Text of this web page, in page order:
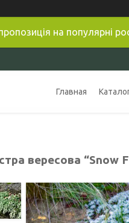
на популярні
Главная
вересова “Snow